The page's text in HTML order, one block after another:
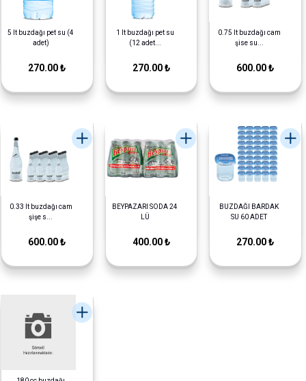
5 lt buzdağı pet su (4
adet)
270.00 ₺
1 lt buzdağı pet su
(12 adet...
270.00 ₺
0.75 lt buzdağı cam
şise su...
600.00 ₺
0.33 lt buzdağı cam
şişe s...
600.00 ₺
BEYPAZARI SODA 24
LÜ
400.00 ₺
BUZDAĞI BARDAK
SU 60 ADET
270.00 ₺